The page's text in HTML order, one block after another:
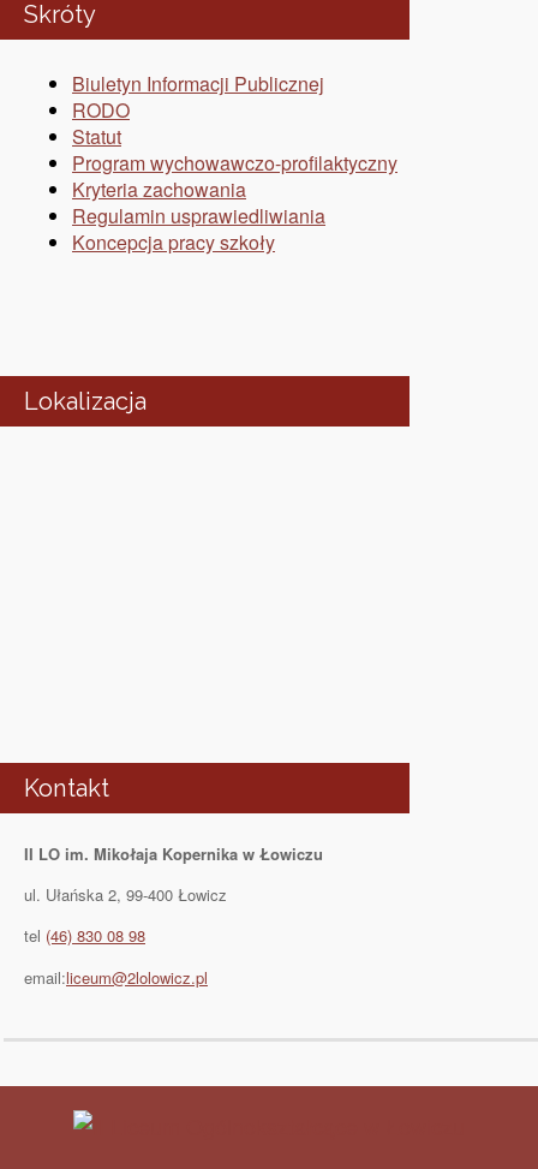
Skróty
Biuletyn Informacji Publicznej
RODO
Statut
Program wychowawczo-profilaktyczny
Kryteria zachowania
Regulamin usprawiedliwiania
Koncepcja pracy szkoły
Lokalizacja
Kontakt
II LO im. Mikołaja Kopernika w Łowiczu
ul. Ułańska 2, 99-400 Łowicz
tel (46) 830 08 98
email:liceum@2lolowicz.pl